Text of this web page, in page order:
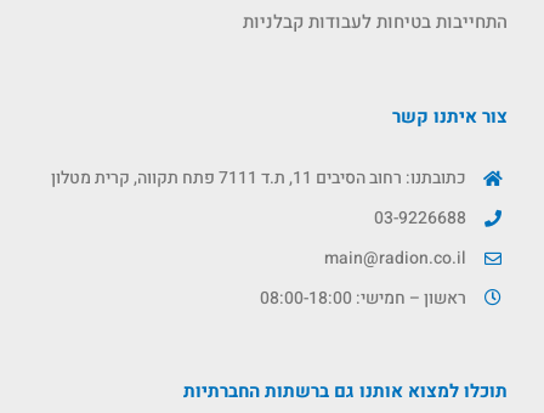
התחייבות בטיחות לעבודות קבלניות
צור איתנו קשר
כתובתנו: רחוב הסיבים 11, ת.ד 7111 פתח תקווה, קרית מטלון
03-9226688
main@radion.co.il
ראשון – חמישי: 08:00-18:00
תוכלו למצוא אותנו גם ברשתות החברתיות